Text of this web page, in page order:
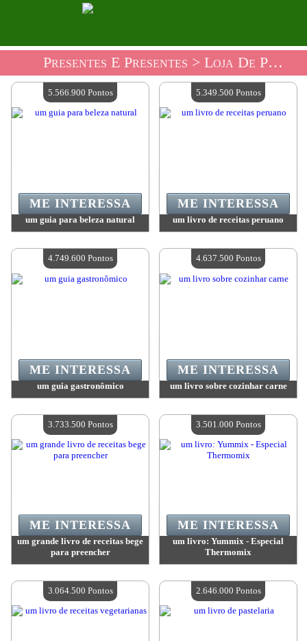
Presentes E Presentes > Loja De Presentes Livros Cozinha
um guia para beleza natural
Quantidade disponível:4
ME INTERESSA
5.566.900 Pontos
um livro de receitas peruano
Quantidade disponível:4
ME INTERESSA
5.349.500 Pontos
um guia gastronômico
Quantidade disponível:4
ME INTERESSA
4.749.600 Pontos
um livro sobre cozinhar carne
Quantidade disponível:4
ME INTERESSA
4.637.500 Pontos
um grande livro de receitas bege
para preencher
Quantidade disponível:4
ME INTERESSA
3.733.500 Pontos
um livro: Yummix - Especial
Thermomix
Quantidade disponível:4
ME INTERESSA
3.501.000 Pontos
3.064.500 Pontos 2.646.000 Pontos